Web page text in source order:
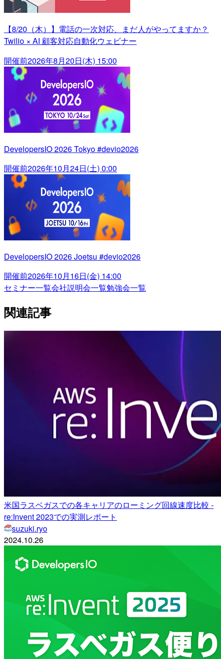
【8/20（木）】電話の一次対応、まだ人がやってますか？
Twilio × AI 顧客対応自動化ウェビナー
開催前2026年8月20日(木) 15:00
DevelopersIO 2026 Tokyo #devio2026
開催前2026年10月24日(土) 0:00
DevelopersIO 2026 Joetsu #devio2026
開催前2026年10月16日(金) 14:00
セミナー一覧会社説明会一覧勉強会一覧
関連記事
米国ラスベガスでの各キャリアのローミング回線速度比較 -
re:Invent 2023での実測レポート
suzuki.ryo
2024.10.26